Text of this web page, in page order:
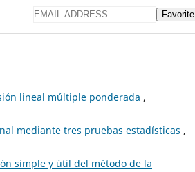
Favorite
lineal múltiple ponderada ,
mediante tres pruebas estadísticas ,
simple y útil del método de la